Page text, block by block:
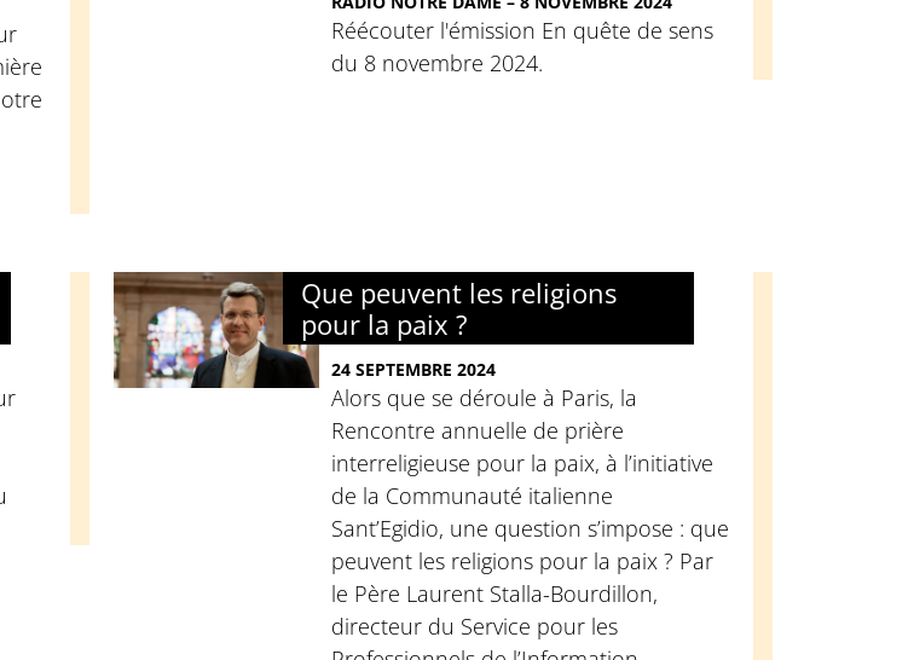
Réécouter l'émission En quête de sens
du 8 novembre 2024.
Que peuvent les religions
pour la paix ?
24 SEPTEMBRE 2024
Alors que se déroule à Paris, la
Rencontre annuelle de prière
interreligieuse pour la paix, à l’initiative
de la Communauté italienne
Sant’Egidio, une question s’impose : que
peuvent les religions pour la paix ? Par
le Père Laurent Stalla-Bourdillon,
directeur du Service pour les